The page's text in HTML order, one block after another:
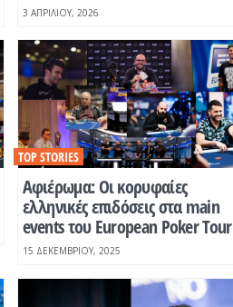
3 ΑΠΡΙΛΊΟΥ, 2026
Aφιέρωμα: Οι κορυφαίες
ελληνικές επιδόσεις στα main
events του European Poker Tour
TOP STORIES
15 ΔΕΚΕΜΒΡΊΟΥ, 2025